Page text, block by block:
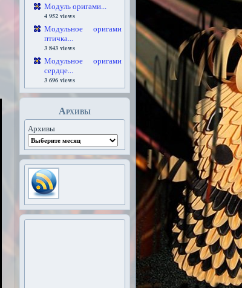
Модуль оригами...
4 952 views
Модульное оригами
птичка...
3 843 views
Модульное оригами
сердце...
3 696 views
Архивы
Архивы